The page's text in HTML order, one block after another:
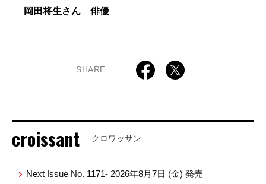
岡田将生さん 俳優
SHARE
croissant クロワッサン
Next Issue No. 1171- 2026年8月7日 (金) 発売